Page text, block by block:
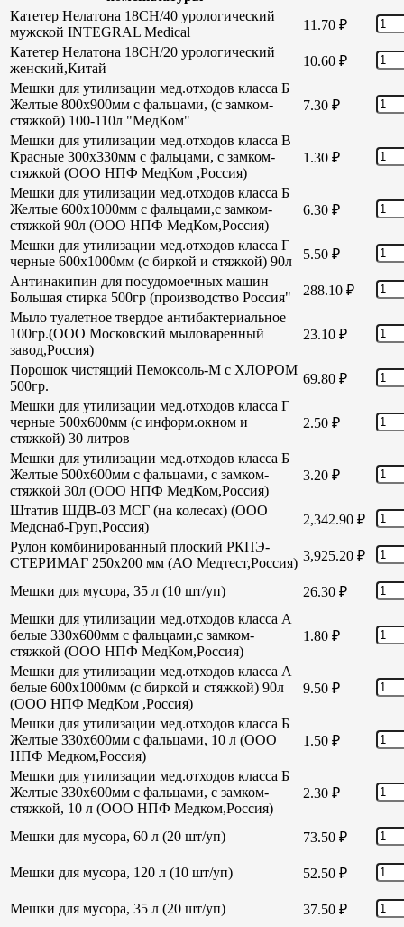
Катетер Нелатона 18CH/40 урологический
мужской INTEGRAL Medical
11.70 ₽
Катетер Нелатона 18CH/20 урологический
женский,Китай
10.60 ₽
Мешки для утилизации мед.отходов класса Б
Желтые 800х900мм с фальцами, (с замком-
стяжкой) 100-110л "МедКом"
7.30 ₽
Мешки для утилизации мед.отходов класса В
Красные 300х330мм с фальцами, с замком-
стяжкой (ООО НПФ МедКом ,Россия)
1.30 ₽
Мешки для утилизации мед.отходов класса Б
Желтые 600х1000мм с фальцами,с замком-
стяжкой 90л (ООО НПФ МедКом,Россия)
6.30 ₽
Мешки для утилизации мед.отходов класса Г
черные 600х1000мм (с биркой и стяжкой) 90л
5.50 ₽
Антинакипин для посудомоечных машин
Большая стирка 500гр (производство Россия"
288.10 ₽
Мыло туалетное твердое антибактериальное
100гр.(ООО Московский мыловаренный
завод,Россия)
23.10 ₽
Порошок чистящий Пемоксоль-М с ХЛОРОМ
500гр.
69.80 ₽
Мешки для утилизации мед.отходов класса Г
черные 500х600мм (с информ.окном и
стяжкой) 30 литров
2.50 ₽
Мешки для утилизации мед.отходов класса Б
Желтые 500х600мм с фальцами, с замком-
стяжкой 30л (ООО НПФ МедКом,Россия)
3.20 ₽
Штатив ШДВ-03 МСГ (на колесах) (ООО
Медснаб-Груп,Россия)
2,342.90 ₽
Рулон комбинированный плоский РКПЭ-
СТЕРИМАГ 250х200 мм (АО Медтест,Россия) 3,925.20 ₽
Мешки для мусора, 35 л (10 шт/уп) 26.30 ₽
Мешки для утилизации мед.отходов класса А
белые 330х600мм с фальцами,с замком-
стяжкой (ООО НПФ МедКом,Россия)
1.80 ₽
Мешки для утилизации мед.отходов класса А
белые 600х1000мм (с биркой и стяжкой) 90л
(ООО НПФ МедКом ,Россия)
9.50 ₽
Мешки для утилизации мед.отходов класса Б
Желтые 330х600мм с фальцами, 10 л (ООО
НПФ Медком,Россия)
1.50 ₽
Мешки для утилизации мед.отходов класса Б
Желтые 330х600мм с фальцами, с замком-
стяжкой, 10 л (ООО НПФ Медком,Россия)
2.30 ₽
Мешки для мусора, 60 л (20 шт/уп) 73.50 ₽
Мешки для мусора, 120 л (10 шт/уп) 52.50 ₽
Мешки для мусора, 35 л (20 шт/уп) 37.50 ₽